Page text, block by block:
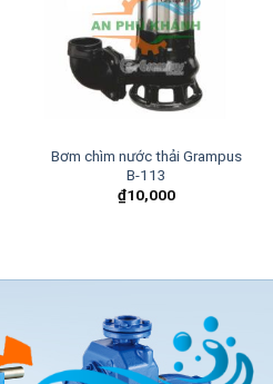
wishlist
Bơm chìm nước thải Grampus
B-113
₫10,000